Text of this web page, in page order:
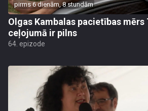
pirms 6 dienām, 8 stundām
Olgas Kambalas pacietības mērs
ceļojumā ir pilns
64. epizode